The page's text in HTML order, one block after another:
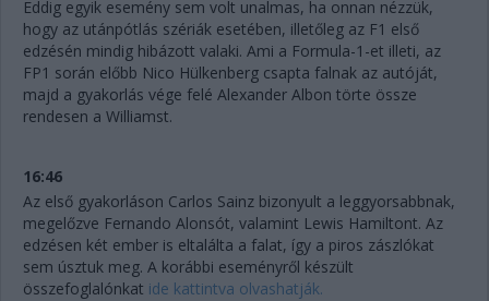
Eddig egyik esemény sem volt unalmas, ha onnan nézzük,
hogy az utánpótlás szériák esetében, illetőleg az F1 első
edzésén mindig hibázott valaki. Ami a Formula-1-et illeti, az
FP1 során előbb Nico Hülkenberg csapta falnak az autóját,
majd a gyakorlás vége felé Alexander Albon törte össze
rendesen a Williamst.
16:46
Az első gyakorláson Carlos Sainz bizonyult a leggyorsabbnak,
megelőzve Fernando Alonsót, valamint Lewis Hamiltont. Az
edzésen két ember is eltalálta a falat, így a piros zászlókat
sem úsztuk meg. A korábbi eseményről készült
összefoglalónkat ide kattintva olvashatják.